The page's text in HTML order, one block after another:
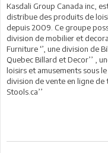
Kasdali Group Canada inc,
distribue des produits de
depuis 2009. Ce groupe
division de mobilier et
Furniture ‘’, une division de
Quebec Billard et Decor’’ ,
loisirs et amusements sous le
division de vente en ligne de
Stools.ca’’